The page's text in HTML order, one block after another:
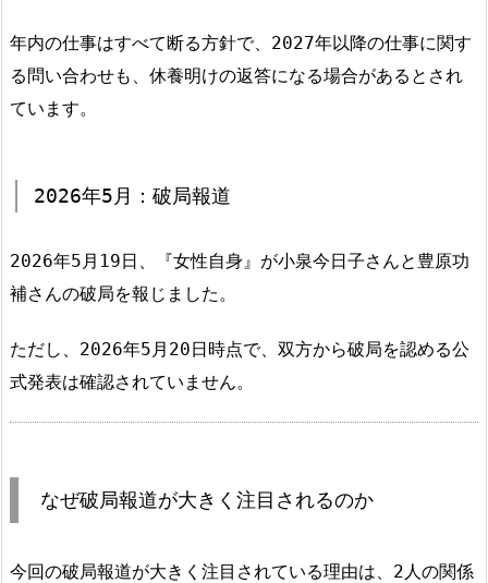
年内の仕事はすべて断る方針で、2027年以降の仕事に関す
る問い合わせも、休養明けの返答になる場合があるとされ
ています。
2026年5月：破局報道
2026年5月19日、『女性自身』が小泉今日子さんと豊原功
補さんの破局を報じました。
ただし、2026年5月20日時点で、双方から破局を認める公
式発表は確認されていません。
なぜ破局報道が大きく注目されるのか
今回の破局報道が大きく注目されている理由は、2人の関係